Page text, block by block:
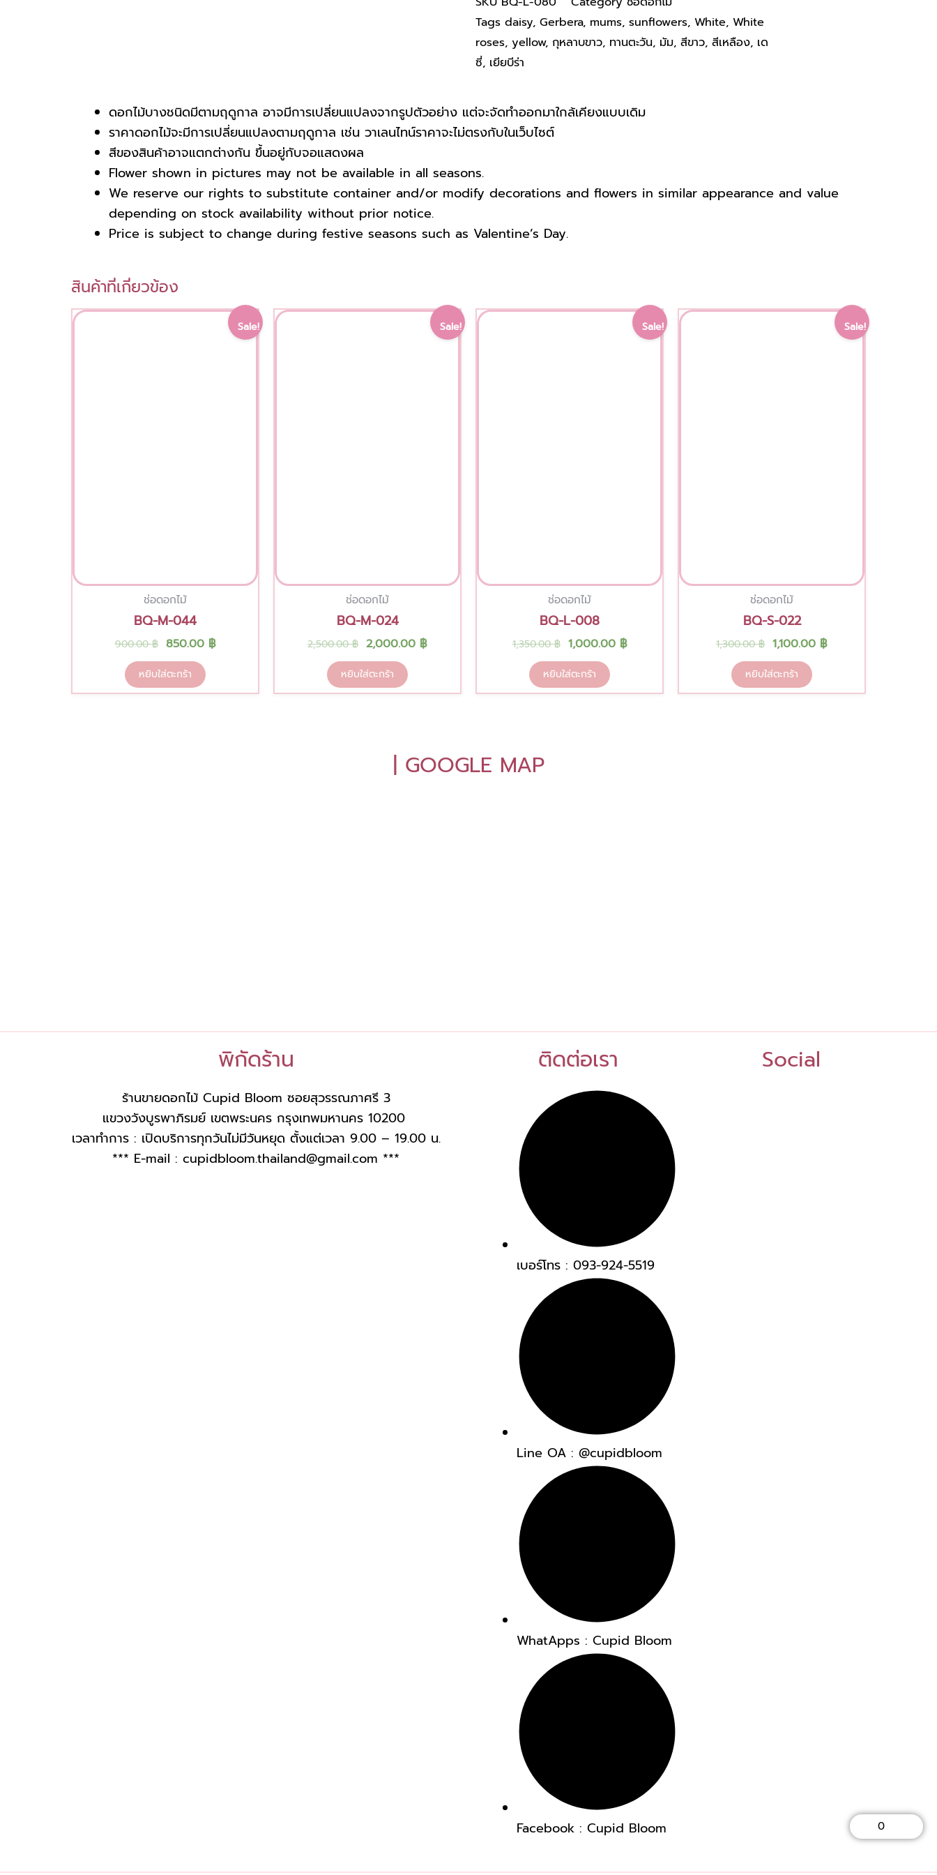
Tags daisy, Gerbera, mums, sunflowers, White, White
roses, yellow, กุหลาบขาว, ทานตะวัน, มัม, สีขาว, สีเหลือง, เด
ซี่, เยียบีร่า
ดอกไม้บางชนิดมีตามฤดูกาล อาจมีการเปลี่ยนแปลงจากรูปตัวอย่าง แต่จะจัดทำออกมาใกล้เคียงแบบเดิม
ราคาดอกไม้จะมีการเปลี่ยนแปลงตามฤดูกาล เช่น วาเลนไทน์ราคาจะไม่ตรงกับในเว็บไซต์
สีของสินค้าอาจแตกต่างกัน ขึ้นอยู่กับจอแสดงผล
Flower shown in pictures may not be available in all seasons.
We reserve our rights to substitute container and/or modify decorations and flowers in similar appearance and value
depending on stock availability without prior notice.
Price is subject to change during festive seasons such as Valentine’s Day.
สินค้าที่เกี่ยวข้อง
Sale!
ช่อดอกไม้
BQ-M-044
900.00฿
Original
850.00 ฿
Current
price
หยิบใส่ตะกร้า
Sale!
ช่อดอกไม้
BQ-M-024
2,500.00฿
Original
2,000.00 ฿
Current
price
หยิบใส่ตะกร้า
Sale!
ช่อดอกไม้
BQ-L-008
1,350.00฿
Original
1,000.00 ฿
Current
price
หยิบใส่ตะกร้า
Sale!
ช่อดอกไม้
BQ-S-022
1,300.00฿
Original
1,100.00 ฿
Current
price
หยิบใส่ตะกร้า
| GOOGLE MAP
พิกัดร้าน
ร้านขายดอกไม้ Cupid Bloom ซอยสุวรรณภาศรี 3
แขวงวังบูรพาภิรมย์ เขตพระนคร กรุงเทพมหานคร 10200
เวลาทำการ : เปิดบริการทุกวันไม่มีวันหยุด ตั้งแต่เวลา 9.00 – 19.00 น.
*** E-mail :cupidbloom.thailand@gmail.com ***
ติดต่อเรา
เบอร์โทร : 093-924-5519
Line OA : @cupidbloom
WhatApps : Cupid Bloom
Facebook : Cupid Bloom
Social
0
Cart